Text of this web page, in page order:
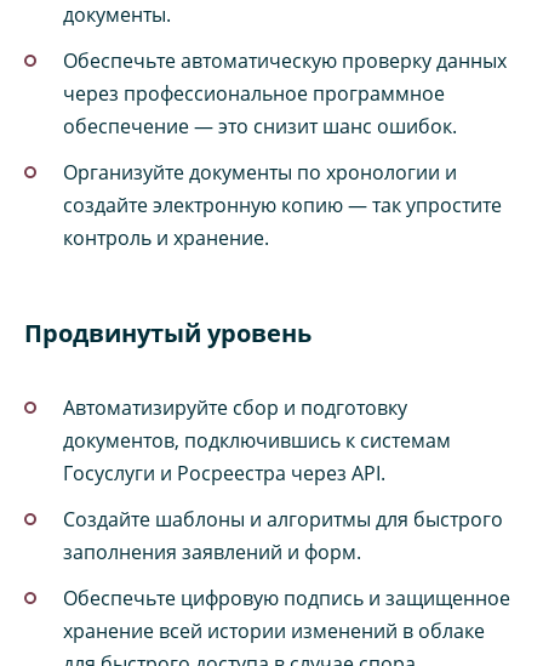
документы.
Обеспечьте автоматическую проверку данных
через профессиональное программное
обеспечение — это снизит шанс ошибок.
Организуйте документы по хронологии и
создайте электронную копию — так упростите
контроль и хранение.
Продвинутый уровень
Автоматизируйте сбор и подготовку
документов, подключившись к системам
Госуслуги и Росреестра через API.
Создайте шаблоны и алгоритмы для быстрого
заполнения заявлений и форм.
Обеспечьте цифровую подпись и защищенное
хранение всей истории изменений в облаке